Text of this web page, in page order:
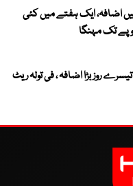
اضافہ، ایک ہفتے میں کئی
روز بڑا اضافہ ، فی تولہ ریٹ